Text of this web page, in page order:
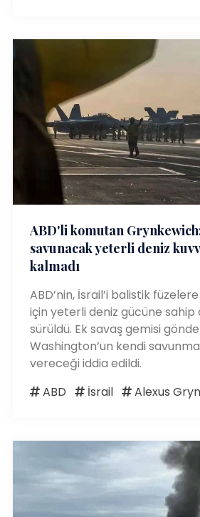
ABD'li komutan
savunacak yeterli deniz
kalmadı
ABD’nin, İsrail’i balistik
için yeterli deniz gücüne sahip
sürüldü. Ek savaş gemisi
Washington’un kendi
vereceği iddia edildi.
ABD
İsrail Alexus